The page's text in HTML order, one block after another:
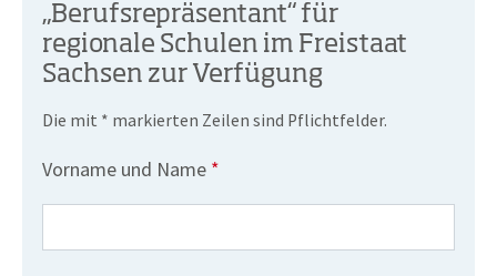
„Berufsrepräsentant“ für
regionale Schulen im Freistaat
Sachsen zur Verfügung
Die mit * markierten Zeilen sind Pflichtfelder.
Vorname und Name *